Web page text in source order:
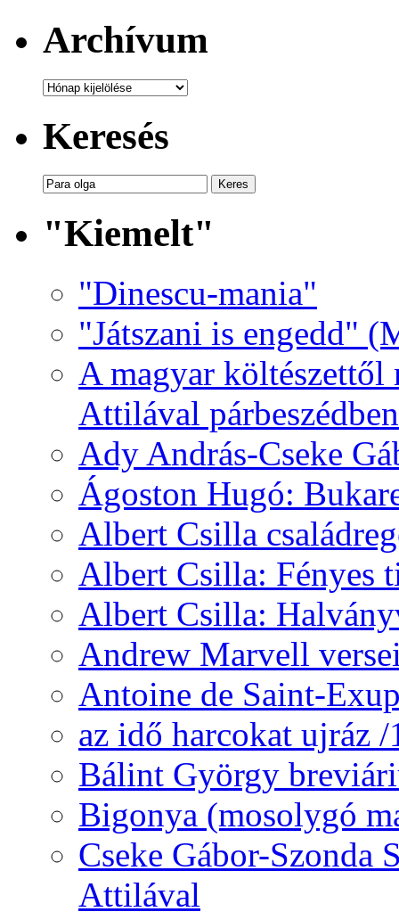
Archívum
Archívum
Keresés
"Kiemelt"
"Dinescu-mania"
"Játszani is engedd"
A magyar
Attilával párbeszédben
Ady András-Cseke
Ágoston Hugó:
Albert Csilla
Albert Csilla: Fényes
Albert Csilla:
Andrew Marvell
Antoine de Saint-
az idő harcokat ujráz
Bálint György
Bigonya (mosolygó
Cseke Gábor-Szonda
Attilával